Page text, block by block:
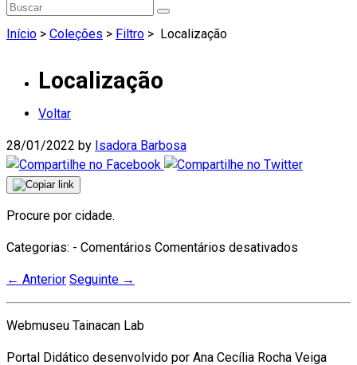
Início > Coleções > Filtro > Localização
Localização
Voltar
28/01/2022 by Isadora Barbosa
Procure por cidade.
Categorias: - Comentários Comentários desativados
← Anterior Seguinte →
Webmuseu Tainacan Lab
Portal Didático desenvolvido por Ana Cecília Rocha Veiga